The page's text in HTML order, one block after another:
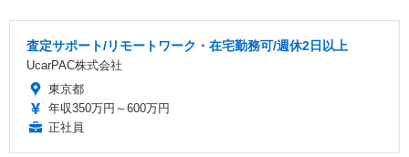
査定サポート/リモートワーク・在宅勤務可/週休2日以上
UcarPAC株式会社
東京都
年収350万円～600万円
正社員